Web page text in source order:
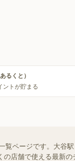
るくと）
ントが貯まる
ページです。大谷
店舗で使える最新